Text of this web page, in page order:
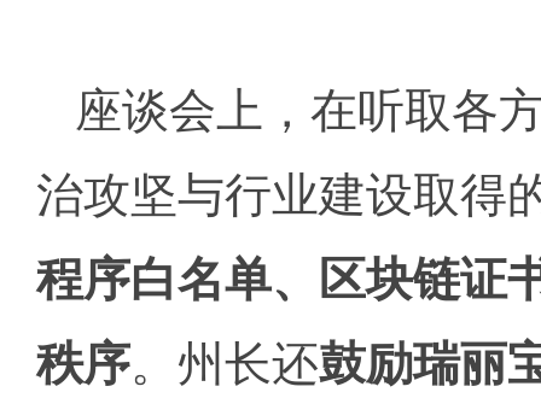
座谈会上，在听取各
治攻坚与行业建设取得
程序白名单、区块链证
秩序。州长还鼓励瑞丽